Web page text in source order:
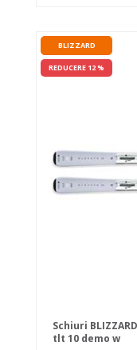
BLIZZARD
REDUCERE 12 %
Schiuri
tlt 10 demo w